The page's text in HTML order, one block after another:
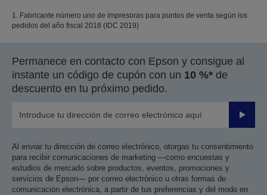
1. Fabricante número uno de impresoras para puntos de venta según los
pedidos del año fiscal 2018 (IDC 2019)
Permanece en contacto con Epson y consigue al
instante un código de cupón con un 10 %* de
descuento en tu próximo pedido.
Enviar
Al enviar tu dirección de correo electrónico, otorgas tu consentimiento
para recibir comunicaciones de marketing —como encuestas y
estudios de mercado sobre productos, eventos, promociones y
servicios de Epson— por correo electrónico u otras formas de
comunicación electrónica, a partir de tus preferencias y del modo en